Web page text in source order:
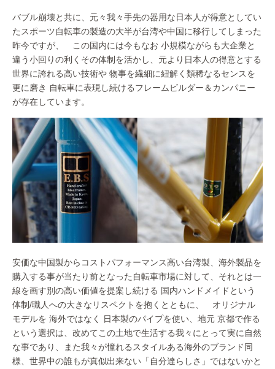
バブル崩壊と共に、元々我々手先の器用な日本人が得意としてい
たスポーツ自転車の製造の大半が台湾や中国に移行してしまった
昨今ですが、 この国内には今もなお 小規模ながらも大企業と
違う小回りの利くその体制を活かし、元より日本人の得意とする
世界に誇れる高い技術や 物事を繊細に紐解く類稀なるセンスを
更に磨き 自転車に表現し続けるフレームビルダー＆カンパニー
が存在しています。
安価な中国製からコストパフォーマンス高い台湾製、海外製品を
購入する事が当たり前となった自転車市場に対して、それとは一
線を画す別の高い価値を提案し続ける 国内ハンドメイドという
体制/職人への大きなリスペクトを抱くとともに、 オリジナル
モデルを 海外ではなく 日本製のパイプを使い、地元 京都で作る
という選択は、改めてこの土地で生活する我々にとって実に自然
な事であり、また我々が憧れるスタイルある海外のブランド同
様、世界中の誰もが真似出来ない「自分達らしさ」ではないかと